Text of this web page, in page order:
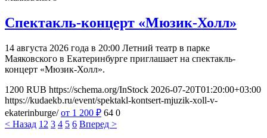
Спектакль-концерт «Мюзик-Холл»
14 августа 2026 года в 20:00 Летний театр в парке
Маяковского в Екатеринбурге приглашает на спектакль-
концерт «Мюзик-Холл».
1200 RUB https://schema.org/InStock 2026-07-20T01:20:00+03:00
https://kudaekb.ru/event/spektakl-kontsert-mjuzik-xoll-v-
ekaterinburge/ от 1 200 ₽ 64 0
< Назад 1 2 3 4 5 6 Вперед >